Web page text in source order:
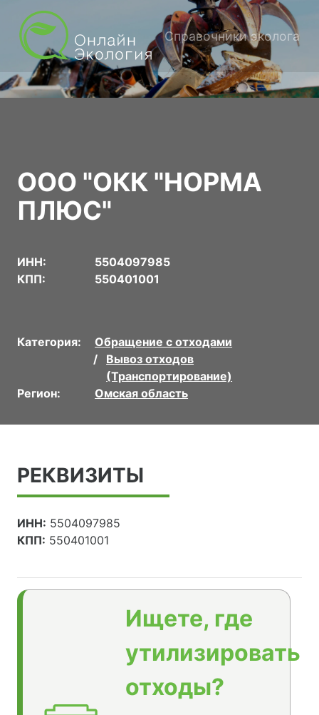
Справочники эколога
ООО "ОКК "НОРМА
ПЛЮС"
ИНН:
5504097985
КПП:
550401001
Категория:
Обращение с отходами
Вывоз отходов
(Транспортирование)
Регион:
Омская область
РЕКВИЗИТЫ
ИНН: 5504097985
КПП: 550401001
Ищете, где
утилизировать
отходы?